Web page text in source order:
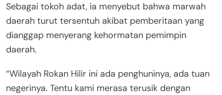
Sebagai tokoh adat, ia menyebut bahwa marwah
daerah turut tersentuh akibat pemberitaan yang
dianggap menyerang kehormatan pemimpin
daerah.
“Wilayah Rokan Hilir ini ada penghuninya, ada tuan
negerinya. Tentu kami merasa terusik dengan